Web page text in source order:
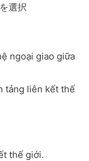
選択
ngoại giao giữa
tảng liên kết thế
thế giới.